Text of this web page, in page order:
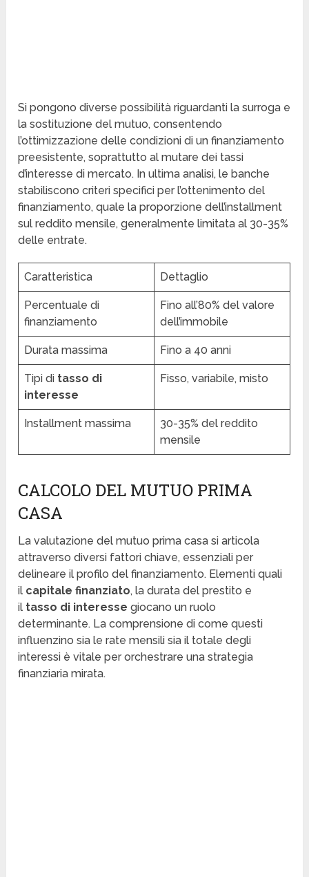
Si pongono diverse possibilità riguardanti la surroga e
la sostituzione del mutuo, consentendo
l’ottimizzazione delle condizioni di un finanziamento
preesistente, soprattutto al mutare dei tassi
d’interesse di mercato. In ultima analisi, le banche
stabiliscono criteri specifici per l’ottenimento del
finanziamento, quale la proporzione dell’installment
sul reddito mensile, generalmente limitata al 30-35%
delle entrate.
Caratteristica Dettaglio
Percentuale di
finanziamento
Fino all’80% del valore
dell’immobile
Durata massima Fino a 40 anni
Tipi di tasso di
interesse
Fisso, variabile, misto
Installment massima
30-35% del reddito
mensile
CALCOLO DEL MUTUO PRIMA
CASA
La valutazione del mutuo prima casa si articola
attraverso diversi fattori chiave, essenziali per
delineare il profilo del finanziamento. Elementi quali
il capitale finanziato, la durata del prestito e
il tasso di interesse giocano un ruolo
determinante. La comprensione di come questi
influenzino sia le rate mensili sia il totale degli
interessi è vitale per orchestrare una strategia
finanziaria mirata.